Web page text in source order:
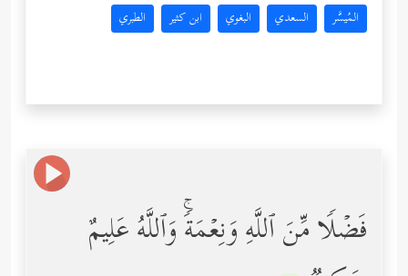
المُيسَّر السعدي البغوي ابن كثير الطبري
فَضۡلࣰا مِّنَ ٱللَّهِ وَنِعۡمَةࣰۚ وَٱللَّهُ عَلِیمٌ